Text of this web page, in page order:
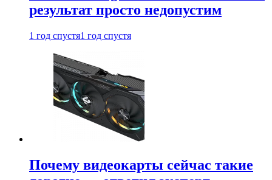
результат просто недопустим
1 год спустя1 год спустя
Почему видеокарты сейчас такие